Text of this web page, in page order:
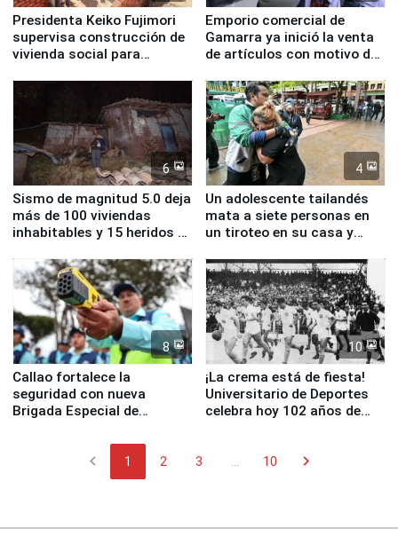
Presidenta Keiko Fujimori
supervisa construcción de
vivienda social para
Emporio comercial de
Gamarra ya inició la venta
de artículos con motivo de
6
Sismo de magnitud 5.0 deja
más de 100 viviendas
inhabitables y 15 heridos en
4
Un adolescente tailandés
mata a siete personas en
un tiroteo en su casa y
8
Callao fortalece la
seguridad con nueva
Brigada Especial de
equipamiento para
10
¡La crema está de fiesta!
Universitario de Deportes
celebra hoy 102 años de
chevron_left 1 2 3 10 chevron_right